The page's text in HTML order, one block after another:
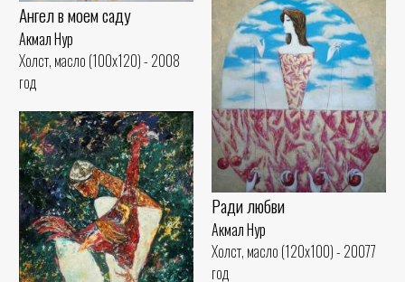
Ангел в моем саду
Акмал Нур
Холст, масло (100x120) - 2008
год
Ради любви
Акмал Нур
Холст, масло (120x100) - 20077
год